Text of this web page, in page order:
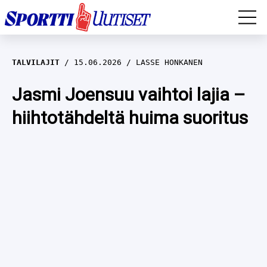
EM-YLEISURHEILU
JÄÄKIEKKO
YLEISURHEILU
TALVILAJIT 15.06.2026 LASSE HONKANEN
Jasmi Joensuu vaihtoi lajia –
hiihtotähdeltä huima suoritus